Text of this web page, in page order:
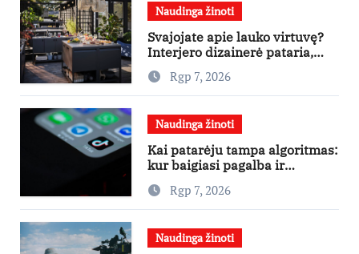
Naudinga žinoti
Svajojate apie lauko virtuvę?
Interjero dizainerė pataria,
nuo ko pradėti
Rgp 7, 2026
Naudinga žinoti
Kai patarėju tampa algoritmas:
kur baigiasi pagalba ir
prasideda reklama?
Rgp 7, 2026
Naudinga žinoti